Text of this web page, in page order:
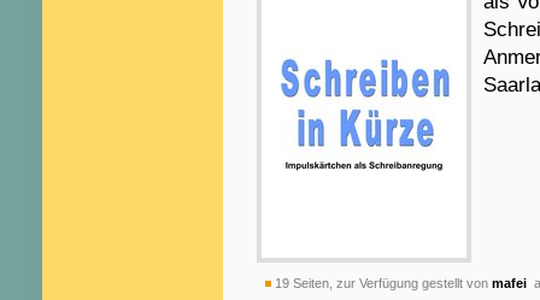
19 Seiten, zur Verfügung gestellt von mafei